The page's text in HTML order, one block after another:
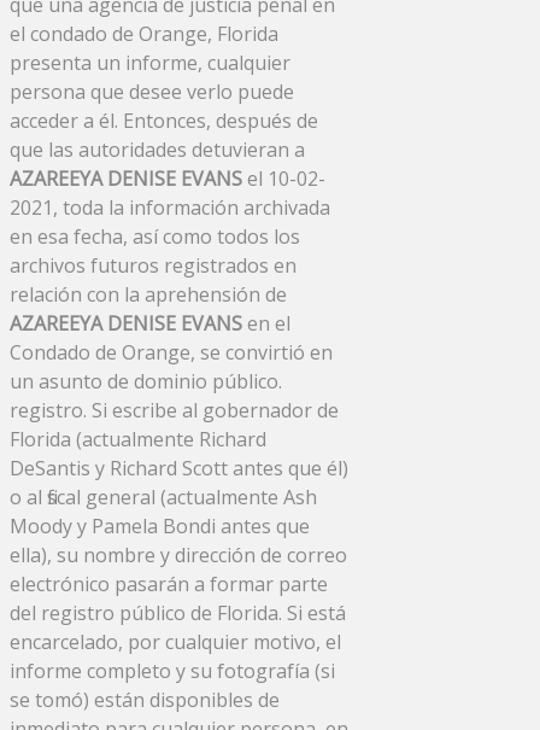
el condado de Orange, Florida
presenta un informe, cualquier
persona que desee verlo puede
acceder a él. Entonces, después de
que las autoridades detuvieran a
AZAREEYA DENISE EVANSel 10-02-
2021, toda la información archivada
en esa fecha, así como todos los
archivos futuros registrados en
relación con la aprehensión de
AZAREEYA DENISE EVANSen el
Condado de Orange, se convirtió en
un asunto de dominio público.
registro. Si escribe al gobernador de
Florida (actualmente Richard
DeSantis y Richard Scott antes que él)
o al fiscal general (actualmente Ash
Moody y Pamela Bondi antes que
ella), su nombre y dirección de correo
electrónico pasarán a formar parte
del registro público de Florida. Si está
encarcelado, por cualquier motivo, el
informe completo y su fotografía (si
se tomó) están disponibles de